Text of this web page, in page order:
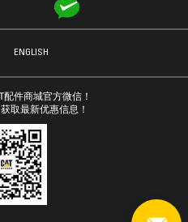
ENGLISH
配件商城官方微信！
取最新优惠信息！